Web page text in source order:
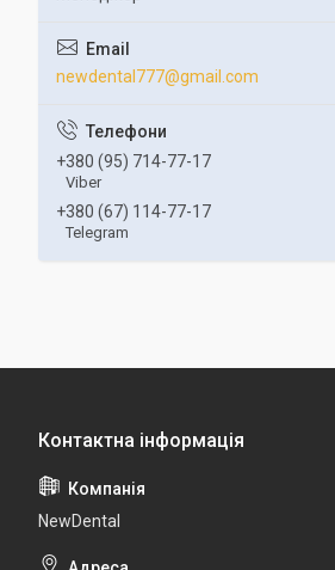
newdental777@gmail.com
+380 (95) 714-77-17
Viber
+380 (67) 114-77-17
Telegram
NewDental